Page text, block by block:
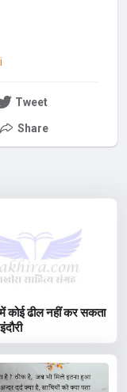
Tweet
Share
कोई ढील नहीं कर सकता